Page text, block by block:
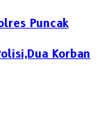
Puncak
Korban